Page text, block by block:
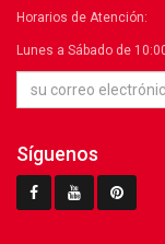
Horarios de Atención:
Lunes a Sábado de
Síguenos